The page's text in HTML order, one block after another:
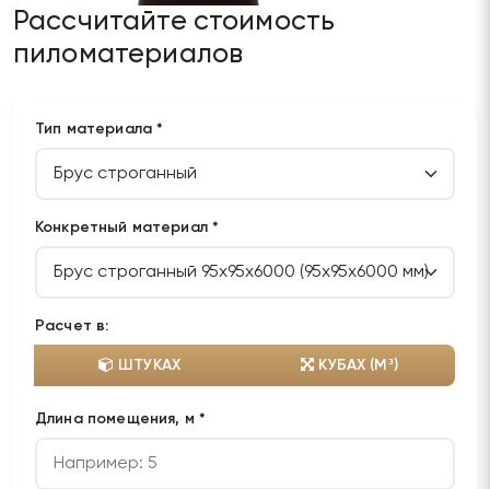
Рассчитайте стоимость
пиломатериалов
Тип материала *
Конкретный материал *
Расчет в:
ШТУКАХ КУБАХ (М³)
Длина помещения, м *